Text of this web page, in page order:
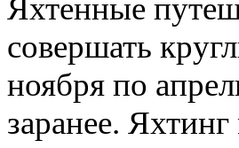
Яхтенные
совершать
ноября по
заранее.